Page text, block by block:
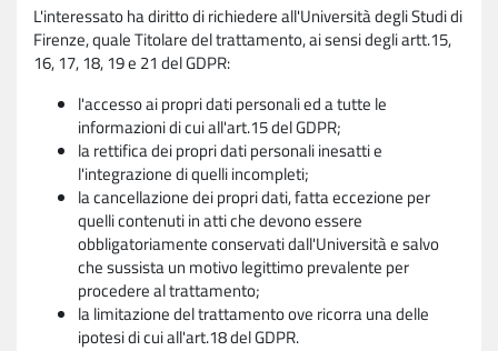
L'interessato ha diritto di richiedere all'Università degli Studi di
Firenze, quale Titolare del trattamento, ai sensi degli artt.15,
16, 17, 18, 19 e 21 del GDPR:
l'accesso ai propri dati personali ed a tutte le
informazioni di cui all'art.15 del GDPR;
la rettifica dei propri dati personali inesatti e
l'integrazione di quelli incompleti;
la cancellazione dei propri dati, fatta eccezione per
quelli contenuti in atti che devono essere
obbligatoriamente conservati dall'Università e salvo
che sussista un motivo legittimo prevalente per
procedere al trattamento;
la limitazione del trattamento ove ricorra una delle
ipotesi di cui all'art.18 del GDPR.